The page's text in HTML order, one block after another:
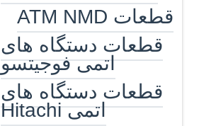
قطعات ATM NMD
قطعات دستگاه های
اتمی فوجیتسو
قطعات دستگاه های
اتمی Hitachi